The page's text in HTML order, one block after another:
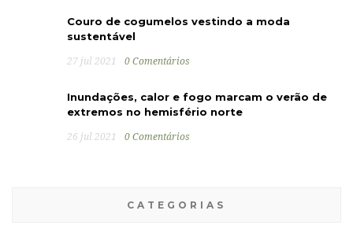
Couro de cogumelos vestindo a moda
sustentável
27 jul 2021 0 Comentários
Inundações, calor e fogo marcam o verão de
extremos no hemisfério norte
26 jul 2021 0 Comentários
CATEGORIAS